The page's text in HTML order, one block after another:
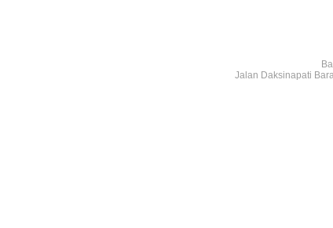
Jalan Daksinapati